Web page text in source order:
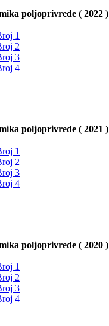
poljoprivrede ( 2022 )
1
2
3
4
poljoprivrede ( 2021 )
1
2
3
4
poljoprivrede ( 2020 )
1
2
3
4